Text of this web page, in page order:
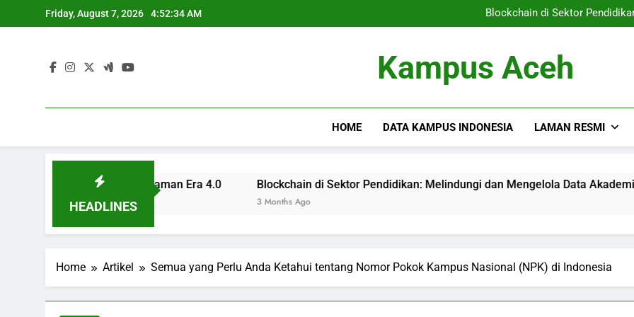
to
Friday, August 7, 2026 4:52:35 AM
Blockchain di Sektor
Mengetahui Akreditasi
Blockchain di Sektor
Mengetahui Akreditasi
Kampus Aceh
HOME DATA KAMPUS INDONESIA LAMAN RESMI
HEADLINES
untuk Zaman Era 4.0 Blockchain di Sektor Pendidikan: Melindungi dan Mengelola Data Akademik
Home Artikel Semua yang Perlu Anda Ketahui tentang Nomor Pokok Kampus Nasional (NPK) di Indonesia